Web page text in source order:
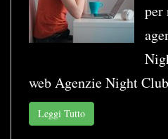
per
web Agenzie Night
Leggi Tutto